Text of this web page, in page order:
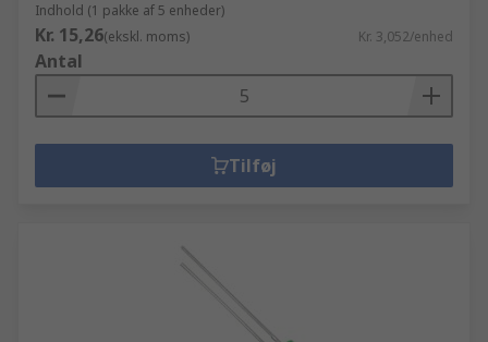
Indhold (1 pakke af 5 enheder)
Kr. 15,26(ekskl. moms) Kr. 3,052/enhed
Antal
Tilføj